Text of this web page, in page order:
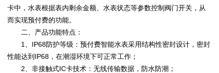
卡中，水表根据表内剩余金额、水表状态等参数控制阀门开关，从
而实现预付费的功能。
二、产品功能特点：
1、IP68防护等级：预付费智能水表采用结构性密封设计，密封
性能达到IP68，在潮湿环境下可正常工作；
2、非接触式IC卡技术：无线传输数据，防水防潮；